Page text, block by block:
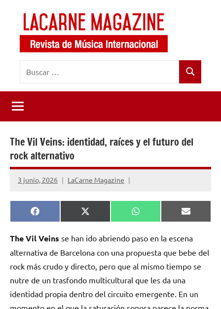
contenido
LaCarne
Magazine
de
música
internacional
Buscar
The Vil Veins: identidad, raíces y el futuro del
rock alternativo
3 junio, 2026 LaCarne Magazine
Compartir
en
Facebook
Compartir
en
X
(Twitter)
Compartir
en
WhatsApp
en
Email
The Vil Veins se han ido abriendo paso en la escena
alternativa de Barcelona con una propuesta que bebe del
rock más crudo y directo, pero que al mismo tiempo se
nutre de un trasfondo multicultural que les da una
identidad propia dentro del circuito emergente. En un